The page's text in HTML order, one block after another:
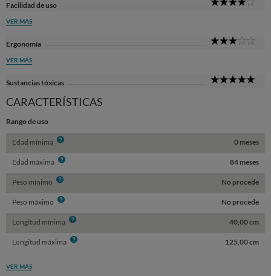
Facilidad de uso
VER MÁS
Ergonomía
VER MÁS
Sustancias tóxicas
CARACTERÍSTICAS
Rango de uso
Edad mínima Info 0 meses
Edad máxima Info 84 meses
Peso mínimo Info No procede
Peso máximo Info No procede
Longitud mínima Info 40,00 cm
Longitud máxima Info 125,00 cm
VER MÁS